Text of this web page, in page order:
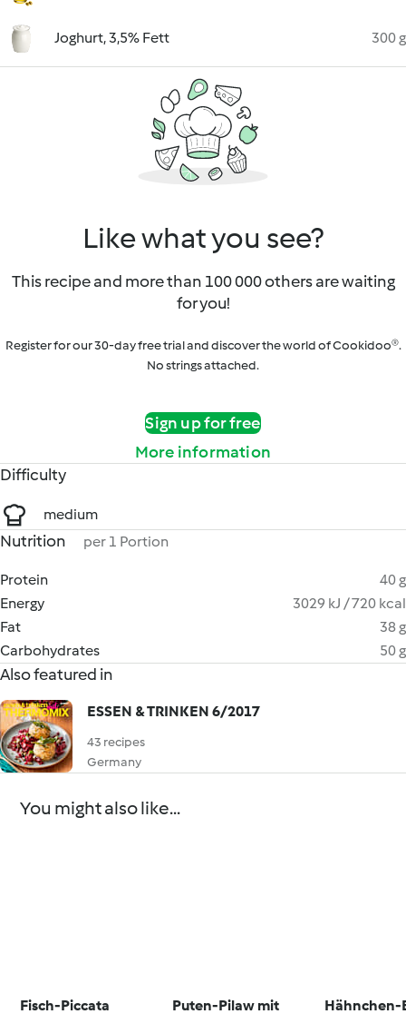
Joghurt, 3,5% Fett 300 g
Like what you see?
This recipe and more than 100 000 others are waiting
for you!
Register for our 30-day free trial and discover the world of Cookidoo®.
No strings attached.
Sign up for free
More information
Difficulty
medium
Nutrition per 1 Portion
Protein
40 g
Energy
3029 kJ / 720 kcal
Fat
38 g
Carbohydrates
50 g
Also featured in
ESSEN & TRINKEN 6/2017
43 recipes
Germany
You might also like...
Fisch-Piccata Puten-Pilaw mit Hähnchen-